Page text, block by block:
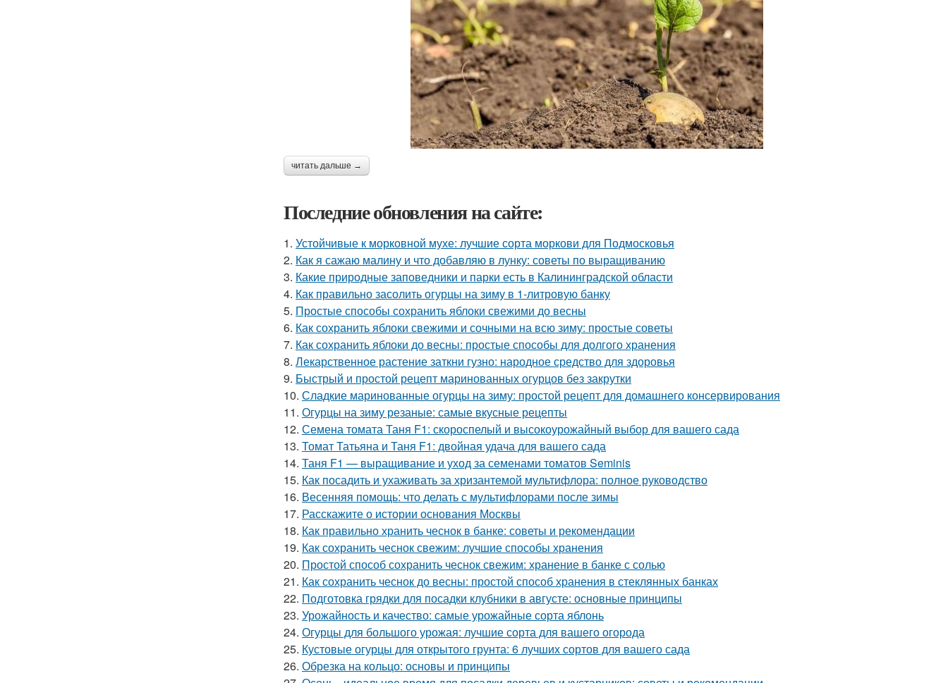
читать дальше →
Последние обновления на сайте:
1. Устойчивые к морковной мухе: лучшие сорта моркови для Подмосковья
2. Как я сажаю малину и что добавляю в лунку: советы по выращиванию
3. Какие природные заповедники и парки есть в Калининградской области
4. Как правильно засолить огурцы на зиму в 1-литровую банку
5. Простые способы сохранить яблоки свежими до весны
6. Как сохранить яблоки свежими и сочными на всю зиму: простые советы
7. Как сохранить яблоки до весны: простые способы для долгого хранения
8. Лекарственное растение заткни гузно: народное средство для здоровья
9. Быстрый и простой рецепт маринованных огурцов без закрутки
10. Сладкие маринованные огурцы на зиму: простой рецепт для домашнего консервирования
11. Огурцы на зиму резаные: самые вкусные рецепты
12. Семена томата Таня F1: скороспелый и высокоурожайный выбор для вашего сада
13. Томат Татьяна и Таня F1: двойная удача для вашего сада
14. Таня F1 — выращивание и уход за семенами томатов Seminis
15. Как посадить и ухаживать за хризантемой мультифлора: полное руководство
16. Весенняя помощь: что делать с мультифлорами после зимы
17. Расскажите о истории основания Москвы
18. Как правильно хранить чеснок в банке: советы и рекомендации
19. Как сохранить чеснок свежим: лучшие способы хранения
20. Простой способ сохранить чеснок свежим: хранение в банке с солью
21. Как сохранить чеснок до весны: простой способ хранения в стеклянных банках
22. Подготовка грядки для посадки клубники в августе: основные принципы
23. Урожайность и качество: самые урожайные сорта яблонь
24. Огурцы для большого урожая: лучшие сорта для вашего огорода
25. Кустовые огурцы для открытого грунта: 6 лучших сортов для вашего сада
26. Обрезка на кольцо: основы и принципы